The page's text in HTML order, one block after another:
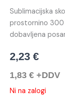
Sublimacijska
prostornino 300
dobavljena
2,23 €
1,83 € +DDV
Ni na zalogi